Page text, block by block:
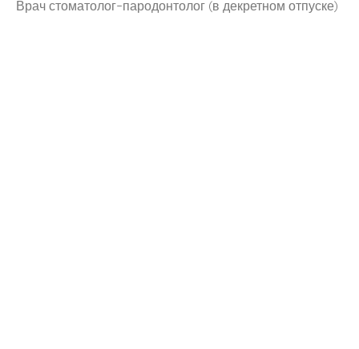
Врач стоматолог-пародонтолог (в декретном отпуске)